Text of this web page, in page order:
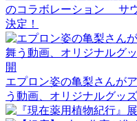
のコラボレーション サ
決定！
エプロン姿の亀梨さんが
う動画、オリジナルグッ